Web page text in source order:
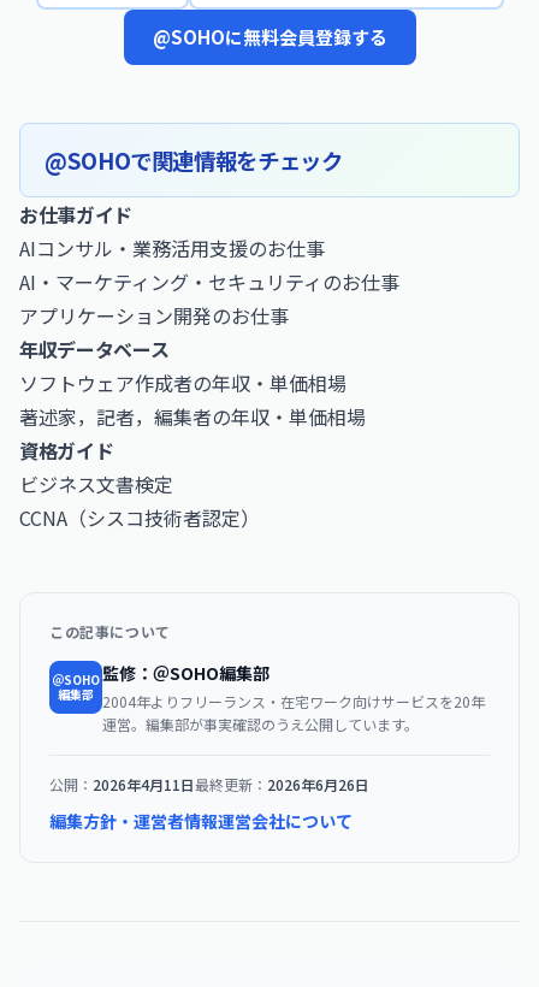
@SOHOに無料会員登録する
@SOHOで関連情報をチェック
お仕事ガイド
AIコンサル・業務活用支援のお仕事
AI・マーケティング・セキュリティのお仕事
アプリケーション開発のお仕事
年収データベース
ソフトウェア作成者の年収・単価相場
著述家，記者，編集者の年収・単価相場
資格ガイド
ビジネス文書検定
CCNA（シスコ技術者認定）
この記事について
＠SOHO
編集部
監修：＠SOHO編集部
2004年よりフリーランス・在宅ワーク向けサービスを20年
運営。編集部が事実確認のうえ公開しています。
公開： 2026年4月11日最終更新： 2026年6月26日
編集方針・運営者情報運営会社について